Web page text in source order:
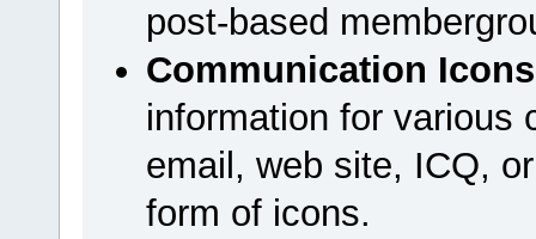
post-based
Communication Icons
information for various
email, web site, ICQ,
form of icons.